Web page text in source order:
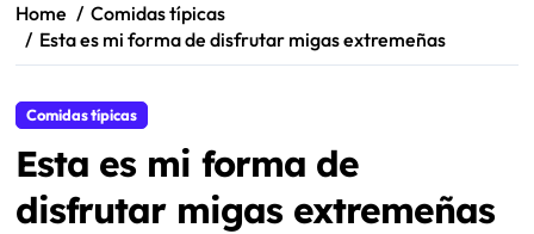
Home
Comidas típicas
Esta es mi forma de disfrutar migas extremeñas
Comidas típicas
Esta es mi forma de
disfrutar migas extremeñas